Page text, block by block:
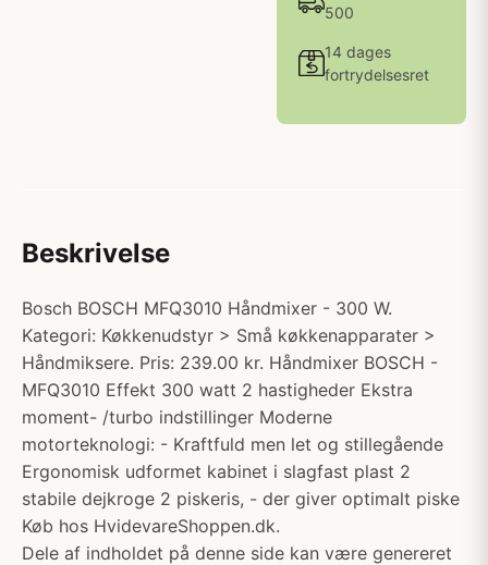
500
14 dages
fortrydelsesret
Beskrivelse
Bosch BOSCH MFQ3010 Håndmixer - 300 W.
Kategori: Køkkenudstyr > Små køkkenapparater >
Håndmiksere. Pris: 239.00 kr. Håndmixer BOSCH -
MFQ3010 Effekt 300 watt 2 hastigheder Ekstra
moment- /turbo indstillinger Moderne
motorteknologi: - Kraftfuld men let og stillegående
Ergonomisk udformet kabinet i slagfast plast 2
stabile dejkroge 2 piskeris, - der giver optimalt piske
Køb hos HvidevareShoppen.dk.
Dele af indholdet på denne side kan være genereret